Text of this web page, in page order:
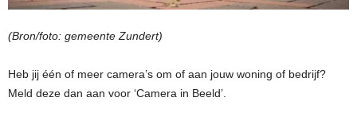
(Bron/foto: gemeente Zundert)
Heb jij één of meer camera’s om of aan jouw woning of bedrijf?
Meld deze dan aan voor ‘Camera in Beeld’.